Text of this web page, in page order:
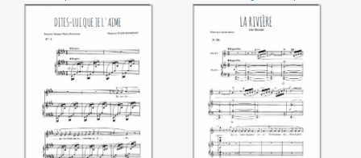
(Jules Massenet)
(Jules Massenet )
Dites-lui que je
l'aime ((Jules
Massenet))
La rivière ((Jules
Massenet))